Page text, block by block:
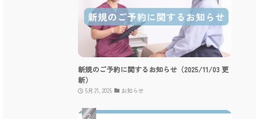
新規のご予約に関するお知らせ（2025/11/03 更
新）
5月 21, 2025 お知らせ